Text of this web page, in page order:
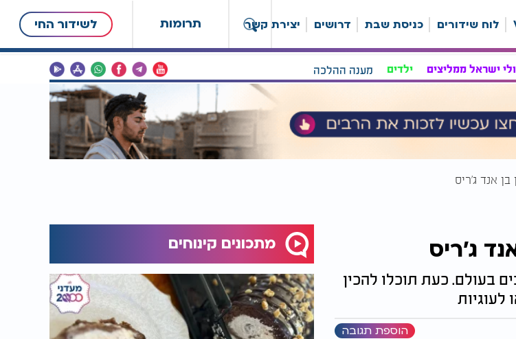
תרומות לשידור החי לוח שידורים כניסת שבת דרושים יצירת קשר
ישראל ממליצים ילדים מענה ההלכה
בן אנד ג'ריס
ג'ריס
בעולם. כעת תוכלו להכין
הוספת תגובה
מתכונים קינוחים